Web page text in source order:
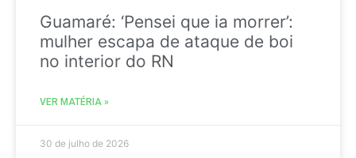
Guamaré: ‘Pensei que ia morrer’:
mulher escapa de ataque de boi
no interior do RN
VER MATÉRIA »
30 de julho de 2026